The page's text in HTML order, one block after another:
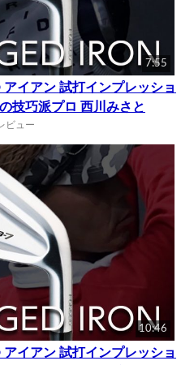
7:55
イアン 試打インプレッショ
技巧派プロ 西川みさと
ビュー
10:46
イアン 試打インプレッショ